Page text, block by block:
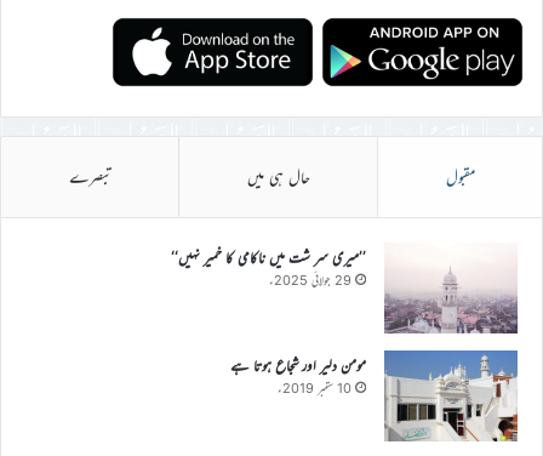
مقبول حال ہی میں تبصرے
’’میری سر شت میں ناکامی کا خمیر نہیں‘‘
29 جولائی 2025ء
مومن دلیر اور شجاع ہوتا ہے
10 ستمبر 2019ء